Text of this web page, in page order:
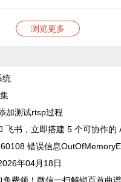
浏览更多
统
加测试rtsp过程
飞书，立即搭建 5 个可协作的
误信息OutOfMemoryError: unable to create
年04月18日
免费领！微信一扫解锁百首曲谱